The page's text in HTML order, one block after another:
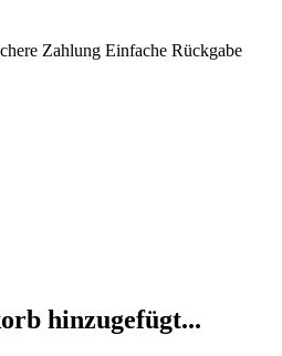
Zahlung Einfache Rückgabe
hinzugefügt...